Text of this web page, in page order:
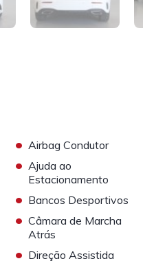
• Airbag Condutor
• Ajuda ao
Estacionamento
• Bancos Desportivos
• Câmara de Marcha
Atrás
• Direção Assistida